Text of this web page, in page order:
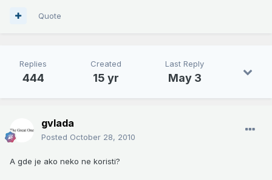
Quote
Replies
444
Created
15 yr
Last Reply
May 3
gvlada
Posted October 28, 2010
A gde je ako neko ne koristi?